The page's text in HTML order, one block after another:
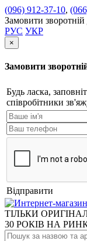
(096) 912-37-10,
Замовити зворотній
РУС УКР
×
Замовити
Будь ласка,
співробітники
Відправити
ТІЛЬКИ
30 РОКІВ НА